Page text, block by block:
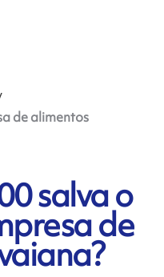
de alimentos
salva o
de